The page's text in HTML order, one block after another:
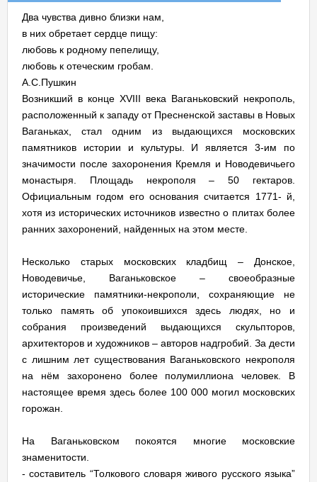
Два чувства дивно близки нам,
в них обретает сердце пищу:
любовь к родному пепелищу,
любовь к отеческим гробам.
А.С.Пушкин
Возникший в конце XVIII века Ваганьковский некрополь,
расположенный к западу от Пресненской заставы в Новых
Ваганьках, стал одним из выдающихся московских
памятников истории и культуры. И является 3-им по
значимости после захоронения Кремля и Новодевичьего
монастыря. Площадь некрополя – 50 гектаров.
Официальным годом его основания считается 1771- й,
хотя из исторических источников известно о плитах более
ранних захоронений, найденных на этом месте.
Несколько старых московских кладбищ – Донское,
Новодевичье, Ваганьковское – своеобразные
исторические памятники-некрополи, сохраняющие не
только память об упокоившихся здесь людях, но и
собрания произведений выдающихся скульпторов,
архитекторов и художников – авторов надгробий. За дести
с лишним лет существования Ваганьковского некрополя
на нём захоронено более полумиллиона человек. В
настоящее время здесь более 100 000 могил московских
горожан.
На Ваганьковском покоятся многие московские
знаменитости.
- составитель “Толкового словаря живого русского языка”